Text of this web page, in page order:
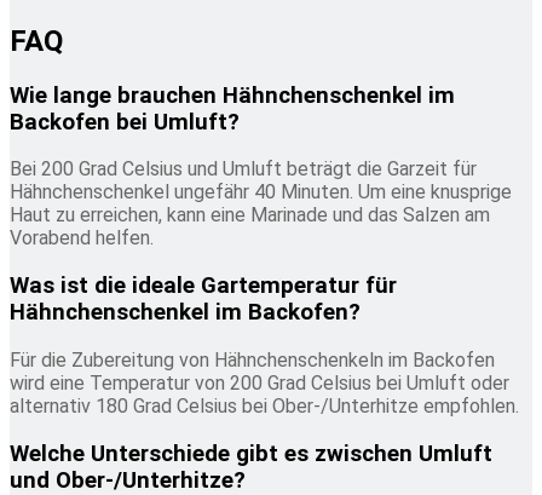
FAQ
Wie lange brauchen Hähnchenschenkel im
Backofen bei Umluft?
Bei 200 Grad Celsius und Umluft beträgt die Garzeit für
Hähnchenschenkel ungefähr 40 Minuten. Um eine knusprige
Haut zu erreichen, kann eine Marinade und das Salzen am
Vorabend helfen.
Was ist die ideale Gartemperatur für
Hähnchenschenkel im Backofen?
Für die Zubereitung von Hähnchenschenkeln im Backofen
wird eine Temperatur von 200 Grad Celsius bei Umluft oder
alternativ 180 Grad Celsius bei Ober-/Unterhitze empfohlen.
Welche Unterschiede gibt es zwischen Umluft
und Ober-/Unterhitze?